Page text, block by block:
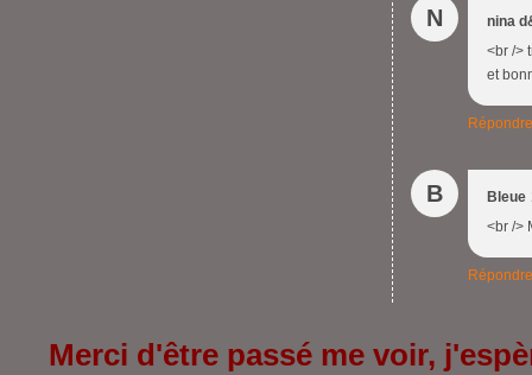
N
nina
<br />
et
Répondre
B Bleue
<br />
Répondre
Merci d'être passé me voir,